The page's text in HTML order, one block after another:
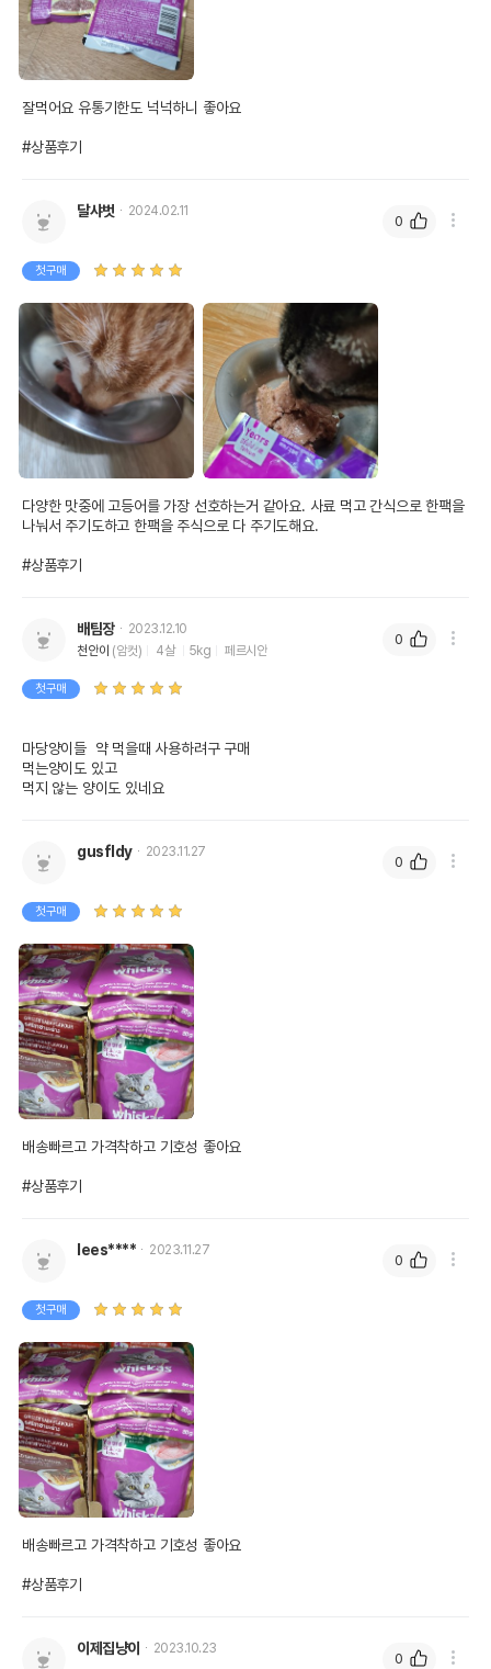
잘먹어요 유통기한도 넉넉하니 좋아요
#상품후기
달샤벗 2024.02.11
첫구매
다양한 맛중에 고등어를 가장 선호하는거 같아요. 사료 먹고 간식으로 한팩을
나눠서 주기도하고 한팩을 주식으로 다 주기도해요.
#상품후기
0
배팀장
2023.12.10
천안이 (암컷) 4살 5kg 페르시안
첫구매
마당양이들  약 먹을때 사용하려구 구매
먹는양이도 있고
먹지 않는 양이도 있네요
0
gusfldy 2023.11.27
첫구매
배송빠르고 가격착하고 기호성 좋아요
#상품후기
0
lees**** 2023.11.27
첫구매
배송빠르고 가격착하고 기호성 좋아요
#상품후기
0
이제집냥이 2023.10.23
0